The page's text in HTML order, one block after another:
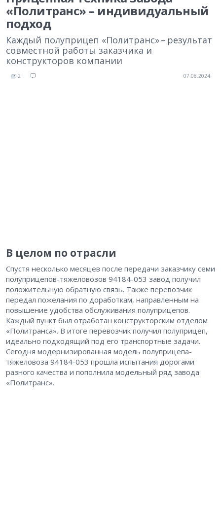
«Политранс» – индивидуальный
подход
Каждый полуприцеп «Политранс» – результат
совместной работы заказчика и
конструкторов компании
2 07.08.2024
В целом по отрасли
Спустя несколько месяцев после передачи заказчику семи
полуприцепов-тяжеловозов 94184-053 завод получил
положительную обратную связь. Также перевозчик
передал пожелания по доработкам, направленным на
повышение удобства обслуживания полуприцепов.
Каждый пункт был отработан конструкторским отделом
«Политранса». В итоге перевозчик получил полуприцеп,
идеально подходящий под его транспортные задачи.
Сегодня модернизированная модель полуприцепа-
тяжеловоза 94184-053 прошла испытания дорогами
разного качества и пополнила модельный ряд завода
«Политранс».